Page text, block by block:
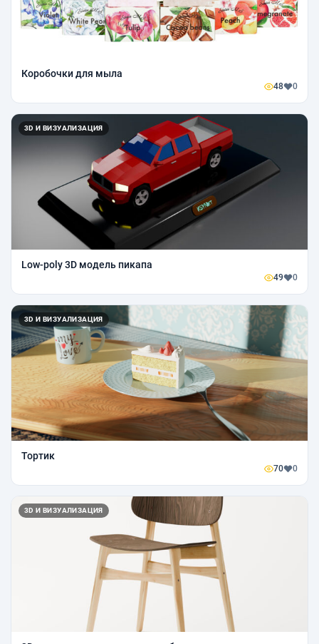
Коробочки для мыла
48 0
3D И ВИЗУАЛИЗАЦИЯ
Low-poly 3D модель пикапа
49 0
3D И ВИЗУАЛИЗАЦИЯ
Тортик
70 0
3D И ВИЗУАЛИЗАЦИЯ